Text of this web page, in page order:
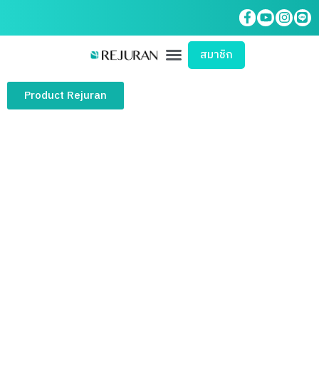
สมาชิก
Product Rejuran